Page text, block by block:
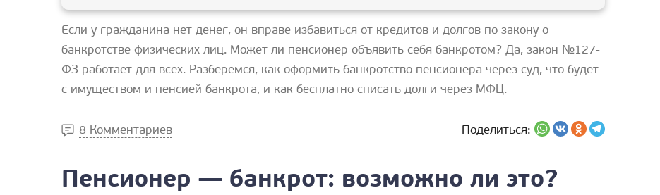
Если у гражданина нет денег, он вправе избавиться от кредитов и долгов по закону о
банкротстве физических лиц. Может ли пенсионер объявить себя банкротом? Да, закон №127-
ФЗ работает для всех. Разберемся, как оформить банкротство пенсионера через суд, что будет
с имуществом и пенсией банкрота, и как бесплатно списать долги через МФЦ.
8 Комментариев Поделиться:
Пенсионер — банкрот: возможно ли это?